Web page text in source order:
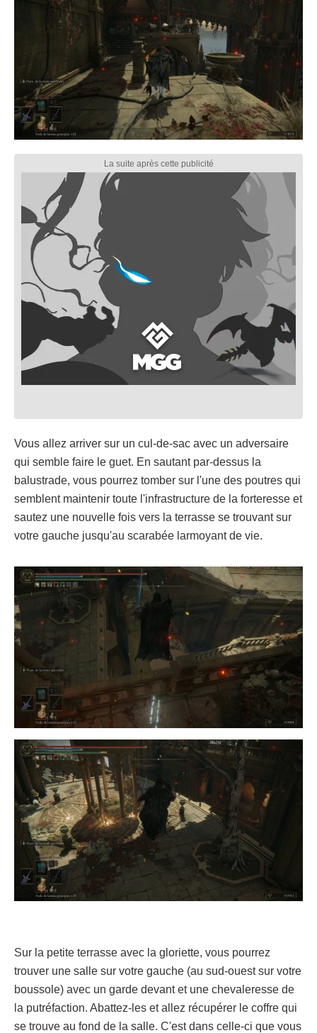
Vous allez arriver sur un cul-de-sac avec un adversaire
qui semble faire le guet. En sautant par-dessus la
balustrade, vous pourrez tomber sur l'une des poutres qui
semblent maintenir toute l'infrastructure de la forteresse et
sautez une nouvelle fois vers la terrasse se trouvant sur
votre gauche jusqu'au scarabée larmoyant de vie.
Sur la petite terrasse avec la gloriette, vous pourrez
trouver une salle sur votre gauche (au sud-ouest sur votre
boussole) avec un garde devant et une chevaleresse de
la putréfaction. Abattez-les et allez récupérer le coffre qui
se trouve au fond de la salle. C'est dans celle-ci que vous